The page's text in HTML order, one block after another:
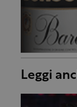
Leggi